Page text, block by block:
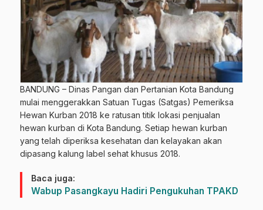
BANDUNG – Dinas Pangan dan Pertanian Kota Bandung
mulai menggerakkan Satuan Tugas (Satgas) Pemeriksa
Hewan Kurban 2018 ke ratusan titik lokasi penjualan
hewan kurban di Kota Bandung. Setiap hewan kurban
yang telah diperiksa kesehatan dan kelayakan akan
dipasang kalung label sehat khusus 2018.
Baca juga:
Wabup Pasangkayu Hadiri Pengukuhan TPAKD